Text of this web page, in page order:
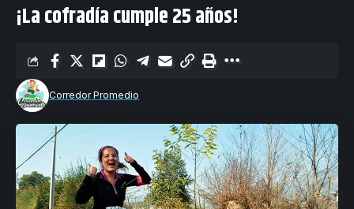
¡La cofradía cumple 25 años!
Corredor Promedio